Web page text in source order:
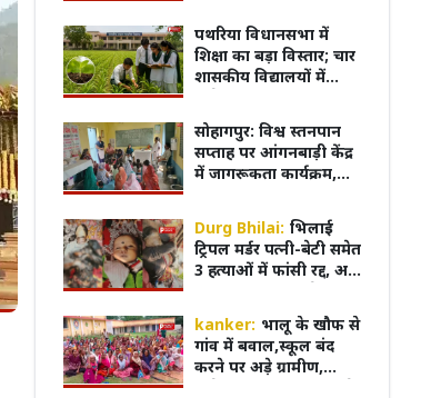
कैलेंडर, पूरी प्रक्रिया होगी
ऑनलाइन
पथरिया विधानसभा में
शिक्षा का बड़ा विस्तार; चार
शासकीय विद्यालयों में
विद्यार्थियों को घर के पास
मिलेगी आधुनिक शिक्षा
सोहागपुर: विश्व स्तनपान
सप्ताह पर आंगनबाड़ी केंद्र
में जागरूकता कार्यक्रम,
पिलाना आवश्यक
Durg Bhilai: भिलाई
ट्रिपल मर्डर पत्नी-बेटी समेत
3 हत्याओं में फांसी रद्द, अब
रहेगा रवि शर्मा
kanker: भालू के खौफ से
गांव में बवाल,स्कूल बंद
करने पर अड़े ग्रामीण,